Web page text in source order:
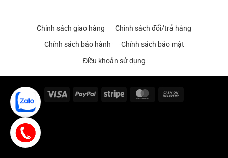
Chính sách giao hàng
Chính sách đổi/trả hàng
Chính sách bảo hành
Chính sách bảo mật
Điều khoản sử dụng
Visa PayPal Stripe MasterCard